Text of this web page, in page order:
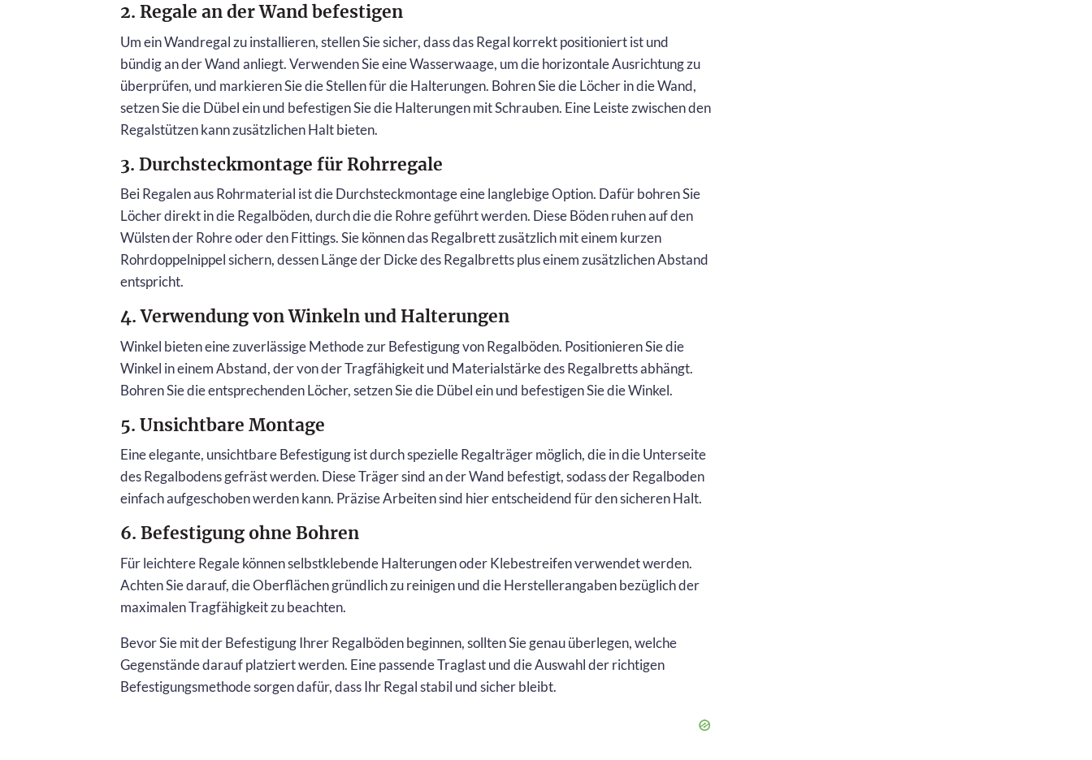
2. Regale an der Wand befestigen
Um ein Wandregal zu installieren, stellen Sie sicher, dass das Regal korrekt positioniert ist und
bündig an der Wand anliegt. Verwenden Sie eine Wasserwaage, um die horizontale Ausrichtung zu
überprüfen, und markieren Sie die Stellen für die Halterungen. Bohren Sie die Löcher in die Wand,
setzen Sie die Dübel ein und befestigen Sie die Halterungen mit Schrauben. Eine Leiste zwischen den
Regalstützen kann zusätzlichen Halt bieten.
3. Durchsteckmontage für Rohrregale
Bei Regalen aus Rohrmaterial ist die Durchsteckmontage eine langlebige Option. Dafür bohren Sie
Löcher direkt in die Regalböden, durch die die Rohre geführt werden. Diese Böden ruhen auf den
Wülsten der Rohre oder den Fittings. Sie können das Regalbrett zusätzlich mit einem kurzen
Rohrdoppelnippel sichern, dessen Länge der Dicke des Regalbretts plus einem zusätzlichen Abstand
entspricht.
4. Verwendung von Winkeln und Halterungen
Winkel bieten eine zuverlässige Methode zur Befestigung von Regalböden. Positionieren Sie die
Winkel in einem Abstand, der von der Tragfähigkeit und Materialstärke des Regalbretts abhängt.
Bohren Sie die entsprechenden Löcher, setzen Sie die Dübel ein und befestigen Sie die Winkel.
5. Unsichtbare Montage
Eine elegante, unsichtbare Befestigung ist durch spezielle Regalträger möglich, die in die Unterseite
des Regalbodens gefräst werden. Diese Träger sind an der Wand befestigt, sodass der Regalboden
einfach aufgeschoben werden kann. Präzise Arbeiten sind hier entscheidend für den sicheren Halt.
6. Befestigung ohne Bohren
Für leichtere Regale können selbstklebende Halterungen oder Klebestreifen verwendet werden.
Achten Sie darauf, die Oberflächen gründlich zu reinigen und die Herstellerangaben bezüglich der
maximalen Tragfähigkeit zu beachten.
Bevor Sie mit der Befestigung Ihrer Regalböden beginnen, sollten Sie genau überlegen, welche
Gegenstände darauf platziert werden. Eine passende Traglast und die Auswahl der richtigen
Befestigungsmethode sorgen dafür, dass Ihr Regal stabil und sicher bleibt.